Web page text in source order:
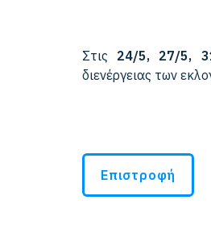
Στις 24/5, 27/5,
διενέργειας των
Επιστροφή